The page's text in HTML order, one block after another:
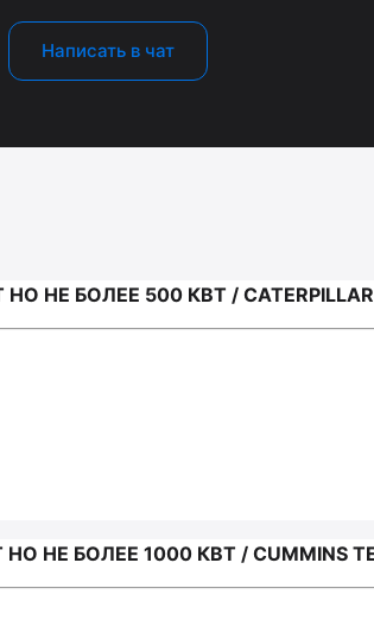
Написать в чат
БОЛЕЕ 500 КВТ / CATERPILLAR
1000 КВТ / CUMMINS